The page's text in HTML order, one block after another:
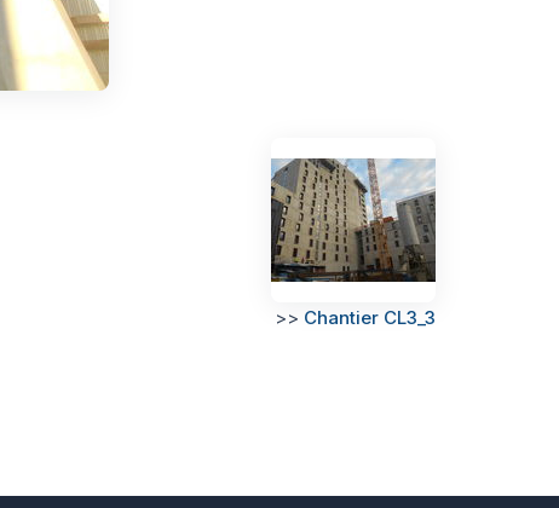
>> Chantier CL3_3